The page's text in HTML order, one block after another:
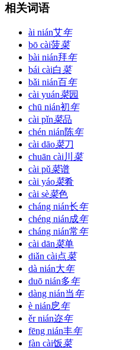
相关词语
ài nián艾年
bō cài菠菜
bài nián拜年
bái cài白菜
bǎi nián百年
cài yuán菜园
chū nián初年
cài pǐn菜品
chén nián陈年
cài dāo菜刀
chuān cài川 菜
cài pǔ菜谱
cài yáo菜肴
cài sè菜色
cháng nián长年
chéng nián成年
cháng nián常年
cài dān菜单
diǎn cài点菜
dà nián大年
duō nián多年
dàng nián当年
è nián戹年
ěr nián迩年
fēng nián丰年
fàn cài饭菜